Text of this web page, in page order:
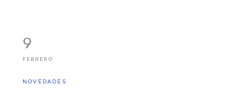
9
FEBRERO
NOVEDADES